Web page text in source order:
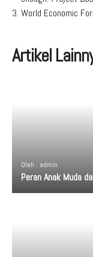
World Economic
Artikel
Oleh : admin
Peran Anak Muda